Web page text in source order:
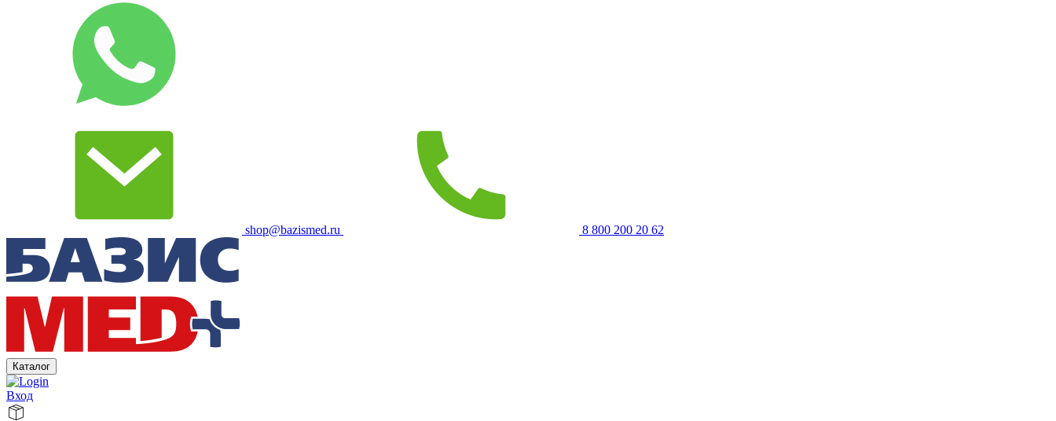
shop@bazismed.ru 8 800 200 20 62
Каталог
Вход